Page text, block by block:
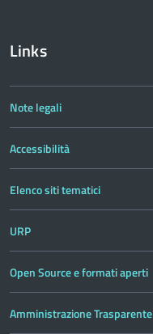
Links
Note legali
Accessibilità
Elenco siti tematici
URP
Open Source e formati aperti
Amministrazione Trasparente